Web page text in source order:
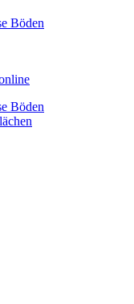
Böden
Böden